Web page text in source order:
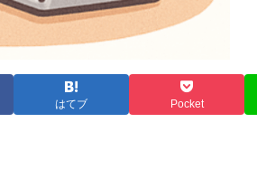
はてブ Pocket